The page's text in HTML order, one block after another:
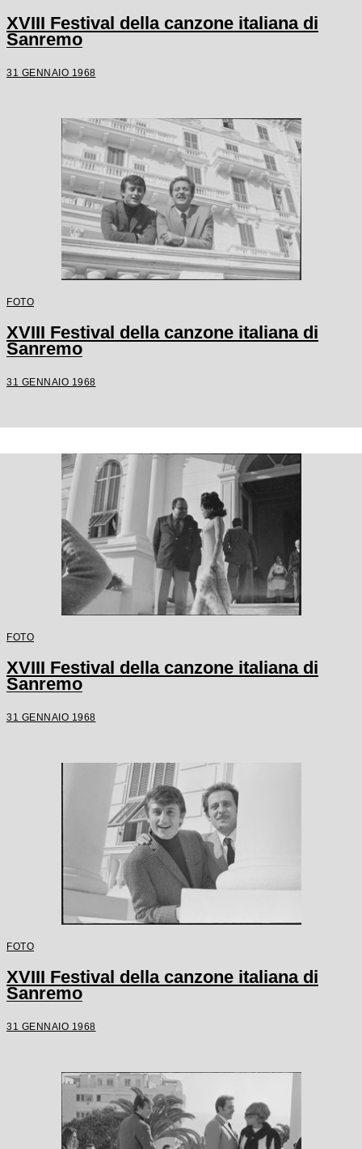
XVIII Festival della canzone italiana di
Sanremo
31 GENNAIO 1968
FOTO
XVIII Festival della canzone italiana di
Sanremo
31 GENNAIO 1968
FOTO
XVIII Festival della canzone italiana di
Sanremo
31 GENNAIO 1968
FOTO
XVIII Festival della canzone italiana di
Sanremo
31 GENNAIO 1968